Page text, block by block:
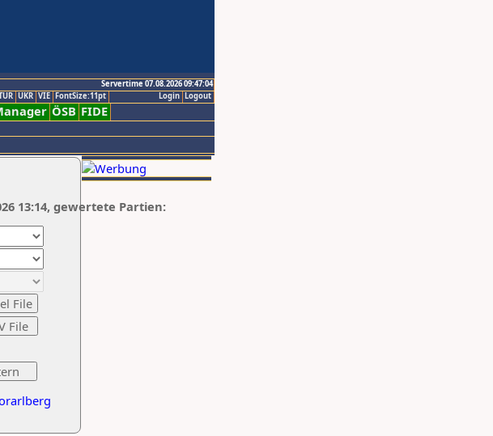
Servertime 07.08.2026 09:47:04
Logout
Login
UKR VIE FontSize:11pt
ÖSB FIDE
13:14, gewertete Partien: